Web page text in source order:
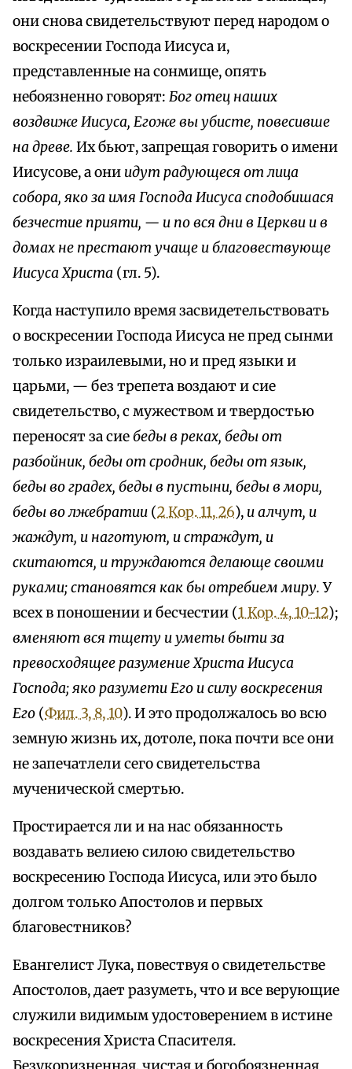
они снова свидетельствуют перед народом о
воскресении Господа Иисуса и,
представленные на сонмище, опять
небоязненно говорят: Бог отец наших
воздвиже Иисуса, Егоже вы убисте, повесивше
на древе. Их бьют, запрещая говорить о имени
Иисусове, а они идут радующеся от лица
собора, яко за имя Господа Иисуса сподобишася
безчестие прияти, — и по вся дни в Церкви и в
домах не престают учаще и благовествующе
Иисуса Христа (гл. 5).
Когда наступило время засвидетельствовать
о воскресении Господа Иисуса не пред сынми
только израилевыми, но и пред языки и
царьми, — без трепета воздают и сие
свидетельство, с мужеством и твердостью
переносят за сиебеды в реках, беды от
разбойник, беды от сродник, беды от язык,
беды во градех, беды в пустыни, беды в мори,
беды во лжебратии (2 Кор. 11, 26), и алчут, и
жаждут, и наготуют, и страждут, и
скитаются, и труждаются делающе своими
руками; становятся как бы отребием миру.У
всех в поношении и бесчестии (1 Кор. 4, 10-12);
вменяют вся тщету и уметы быти за
превосходящее разумение Христа Иисуса
Господа; яко разумети Его и силу воскресения
Его (Фил. 3, 8, 10). И это продолжалось во всю
земную жизнь их, дотоле, пока почти все они
не запечатлели сего свидетельства
мученической смертью.
Простирается ли и на нас обязанность
воздавать велиею силою свидетельство
воскресению Господа Иисуса, или это было
долгом только Апостолов и первых
благовестников?
Евангелист Лука, повествуя о свидетельстве
Апостолов, дает разуметь, что и все верующие
служили видимым удостоверением в истине
воскресения Христа Спасителя.